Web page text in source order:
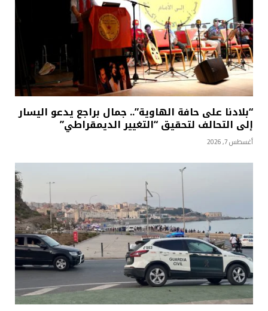
“بلادنا على حافة الهاوية”.. جمال براجع يدعو اليسار
إلى التحالف لتحقيق “التغيير الديمقراطي”
أغسطس 7, 2026